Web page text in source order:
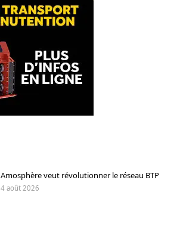
Amosphère veut révolutionner le réseau BTP
4 août 2026